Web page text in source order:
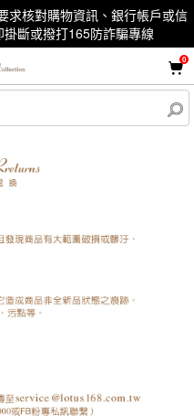
求核對購物資訊、銀行帳戶或信
斷或撥打165防詐騙專線
0